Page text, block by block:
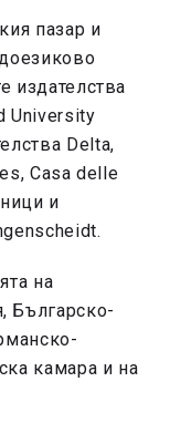
пазар и
издателства
University
Delta,
Casa delle
и
на
Българско-
камара и на